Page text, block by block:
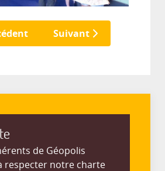
Suivant
de Géopolis
respecter notre charte